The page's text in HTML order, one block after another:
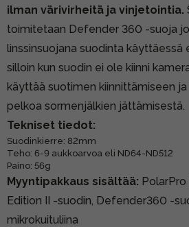
ilman värivirheitä ja vinjetointia.
toimitetaan Defender 360 -suoja
linssinsuojana suodinta
silloin kun suodin ei ole kiinni
käyttää suotimen kiinnittämiseen
pelkoa sormenjälkien jättämisestä.
Tekniset tiedot:
Suodinkierre: 82mm
Teho: 6-9 aukkoarvoa eli ND64-ND512
Paino: 56g
Myyntipakkaus sisältää:
Edition II -suodin, Defender360 -
mikrokuituliina